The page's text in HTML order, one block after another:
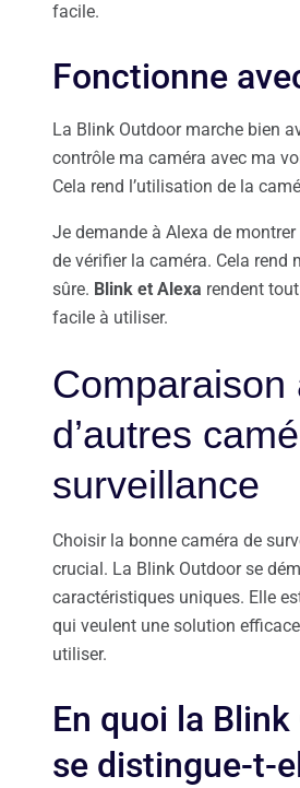
facile.
Fonctionne
La Blink Outdoor marche bien
contrôle ma caméra avec ma
Cela rend l’utilisation de la
Je demande à Alexa de
de vérifier la caméra. Cela rend
sûre. Blink et Alexa rendent
facile à utiliser.
Comparaison
d’autres
surveillance
Choisir la bonne caméra de
crucial. La Blink Outdoor se
caractéristiques uniques. Elle
qui veulent une solution
utiliser.
En quoi la
se distingue-t-